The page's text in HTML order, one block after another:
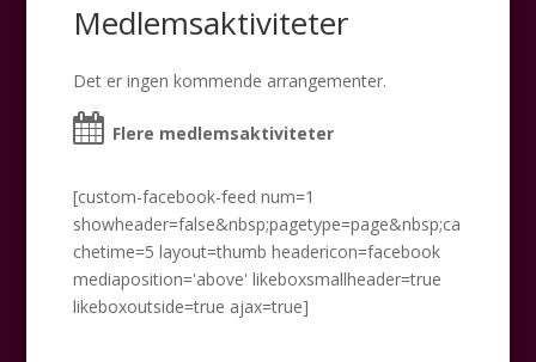
Medlemsaktiviteter
Det er ingen kommende arrangementer.
Flere medlemsaktiviteter
[custom-facebook-feed num=1
showheader=false&nbsp;pagetype=page&nbsp;ca
chetime=5 layout=thumb headericon=facebook
mediaposition='above' likeboxsmallheader=true
likeboxoutside=true ajax=true]